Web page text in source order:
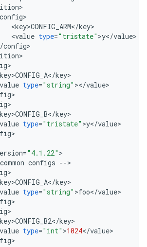
>
config>
<key>CONFIG_ARM</key>
<value type="tristate" >y</value>
/config>
>
>
key>CONFIG_A</key>
value type="string" ></value>
>
>
key>CONFIG_B</key>
value type="tristate" >y</value>
>
="4.1.22" >
common configs -->
>
key>CONFIG_A</key>
value type="string" >foo</value>
>
>
key>CONFIG_B2</key>
value type="int" >1024</value>
>